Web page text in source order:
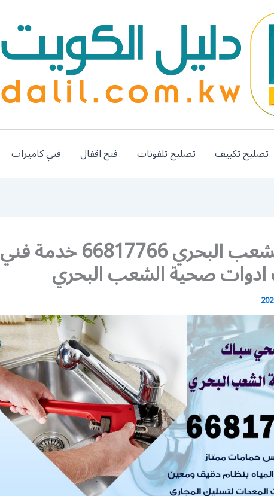
تصليح تكييف تصليح تلفونات فتح اقفال فني كاميرات
رقم صحي الشعب البحري 66817766 خدمة فني
صحية الشعب البحري